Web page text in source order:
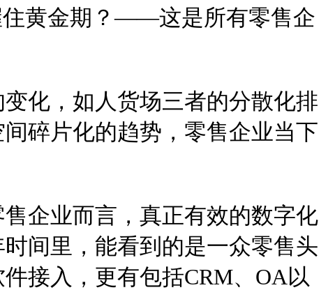
住黄金期？——这是所有零售企
化，如人货场三者的分散化排
碎片化的趋势，零售企业当下
企业而言，真正有效的数字化
间里，能看到的是一众零售头
接入，更有包括CRM、OA以